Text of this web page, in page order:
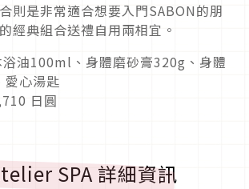
則是非常適合想要入門SABON的朋
經典組合送禮自用兩相宜。
油100ml、身體磨砂膏320g、身體
心湯匙
日圓
SPA 詳細資訊